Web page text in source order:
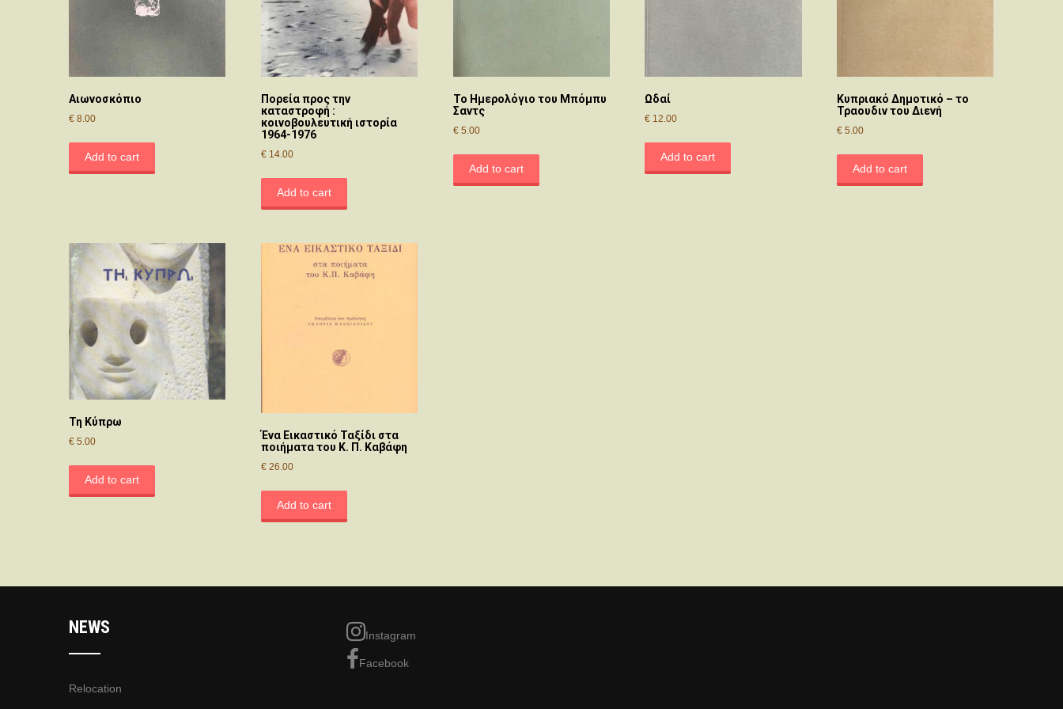
Αιωνοσκόπιο
€ 8.00
Add to cart
Πορεία προς την
καταστροφή :
κοινοβουλευτική ιστορία
1964-1976
€14.00
Add to cart
Το Ημερολόγιο του Μπόμπυ
Σαντς
€5.00
Add to cart
Ωδαί
€ 12.00
Add to cart
Κυπριακό Δημοτικό – το
Τραουδιν του Διενή
€ 5.00
Add to cart
Τη Κύπρω
€ 5.00
Add to cart
Ένα Εικαστικό Ταξίδι στα
ποιήματα του Κ. Π. Καβάφη
€26.00
Add to cart
NEWS
Relocation
Instagram
Facebook